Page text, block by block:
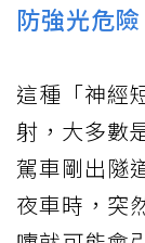
防強光危
這種「神經
射，大多數
駕車剛出隧
夜車時，突